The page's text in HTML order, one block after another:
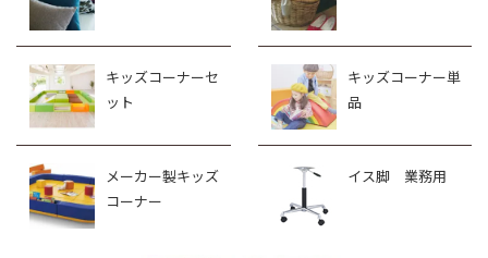
キッズコーナーセ
ット
キッズコーナー単
品
メーカー製キッズ
コーナー
イス脚 業務用